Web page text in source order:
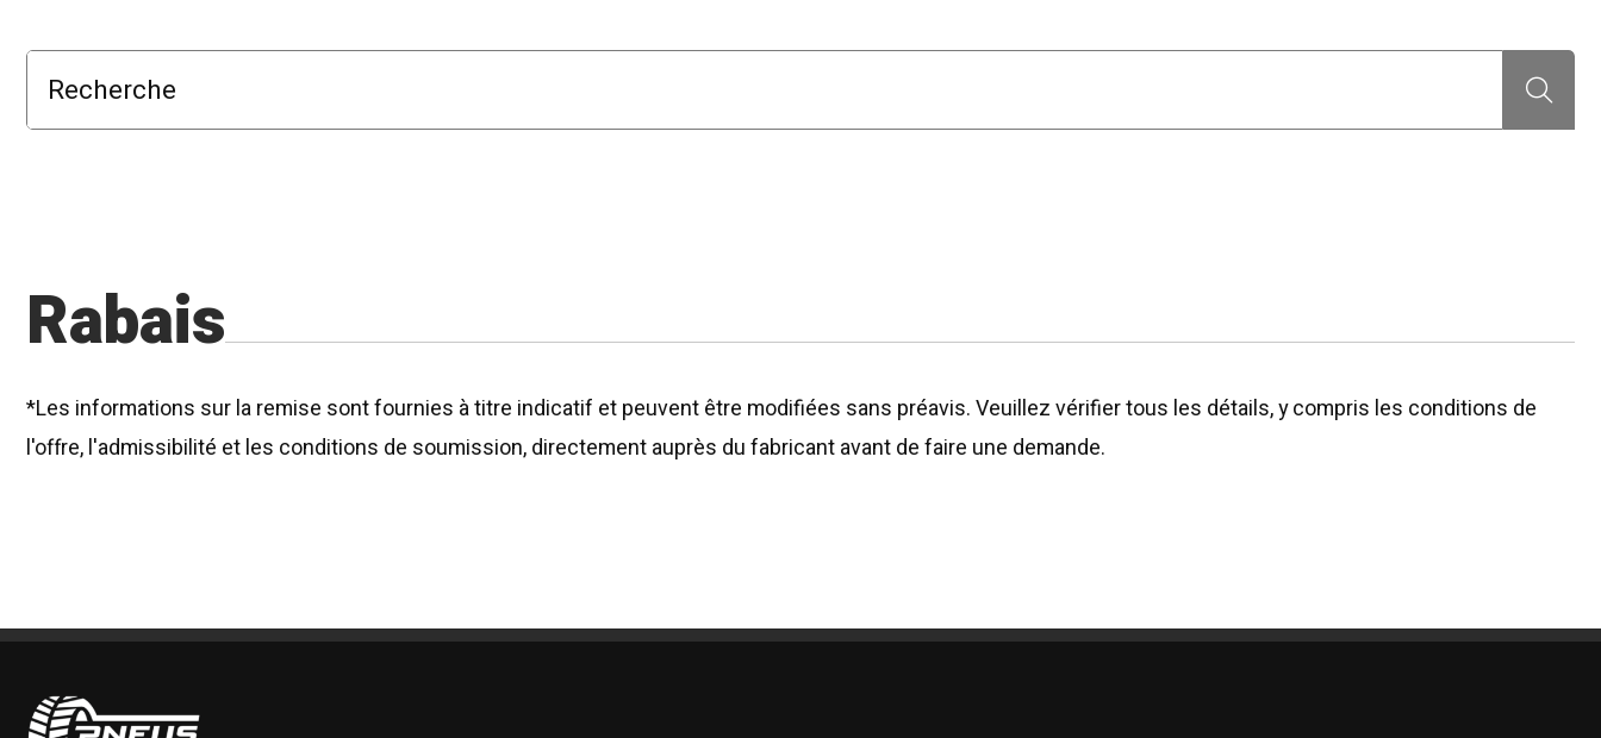
Recherche
Rabais
*Les informations sur la remise sont fournies à titre indicatif et peuvent être modifiées sans préavis. Veuillez vérifier tous les détails, y compris les conditions de
l'offre, l'admissibilité et les conditions de soumission, directement auprès du fabricant avant de faire une demande.
Pneus Benoit Roy